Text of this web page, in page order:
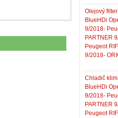
Olejový
BlueHDi
9/2018-
PARTNER
Peugeot
9/2018-
Chladič
BlueHDi
9/2018-
PARTNER
Peugeot